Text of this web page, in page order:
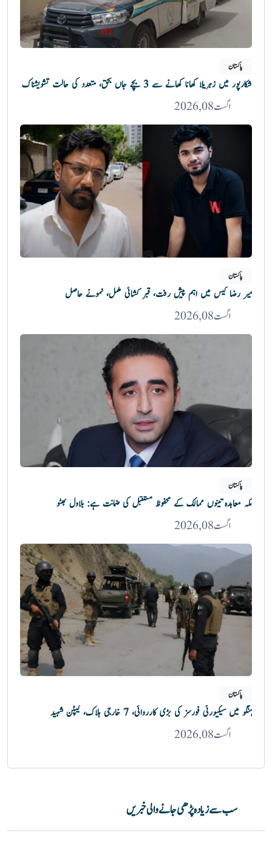
پاکستان
شکارپور میں زہریلا کھانا کھانے سے 3 بچے جاں بحق، متعدد کی حالت تشویشناک
اگست 08, 2026
پاکستان
میر رضا کیس میں اہم پیش رفت، قبر کشائی مکمل، نمونے حاصل
اگست 08, 2026
پاکستان
مکہ معاہدہ تینوں ممالک کے محفوظ مستقبل کی ضمانت ہے: بلاول بھٹو
اگست 08, 2026
پاکستان
ہنگو میں سیکیورٹی فورسز کی بڑی کارروائی، 7 خارجی ہلاک، کیپٹن شہید
اگست 08, 2026
سب سے زیادہ پڑھی جانے والی خبریں